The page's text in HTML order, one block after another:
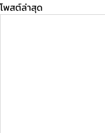
โพสต์ล่าสุด